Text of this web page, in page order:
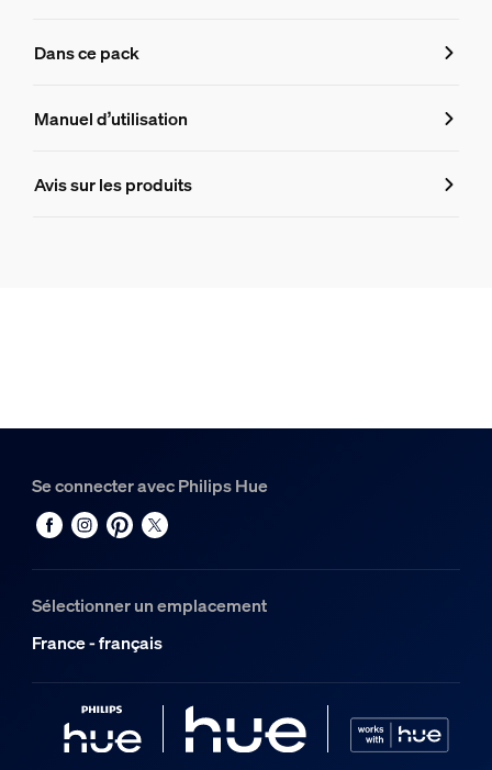
Caractéristiques
8719514872745
Informations produit
Dans ce pack
Manuel d’utilisation
Avis sur les produits
Se connecter avec Philips Hue
Sélectionner un emplacement
France - français